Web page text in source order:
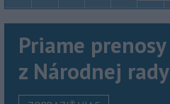
Priame prenosy
z Národnej rady